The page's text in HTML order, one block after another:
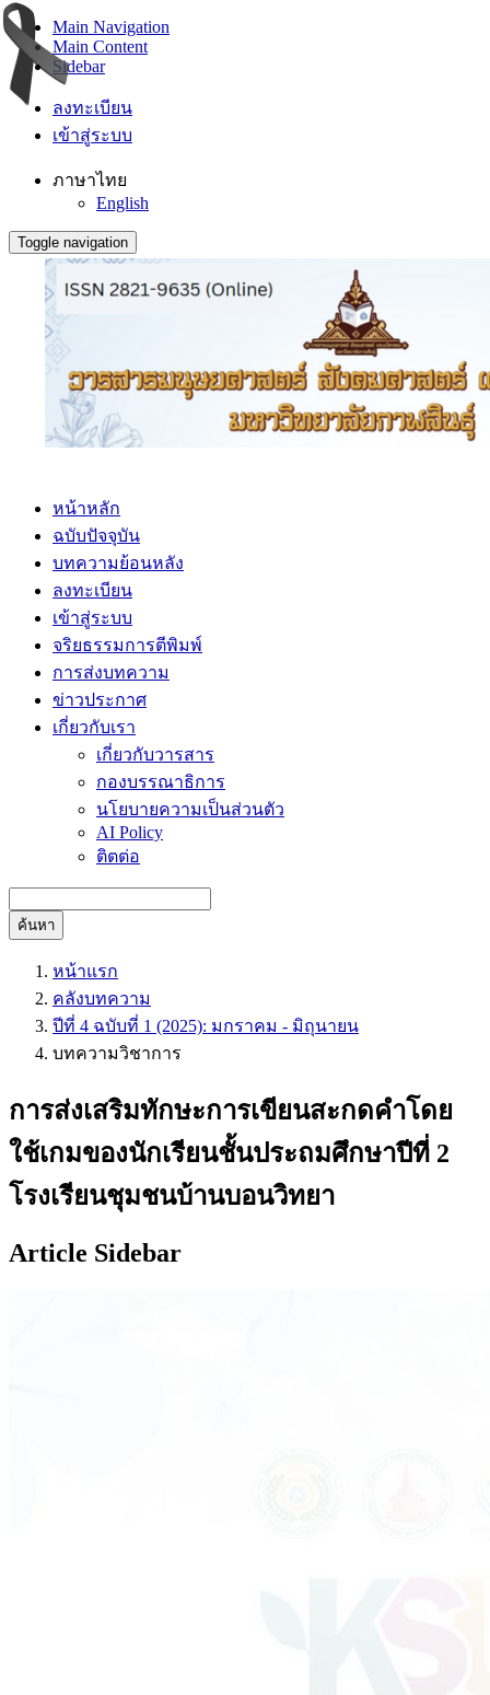
Main Navigation
Main Content
Sidebar
ลงทะเบียน
เข้าสู่ระบบ
ภาษาไทย
English
Toggle navigation
หน้าหลัก
ฉบับปัจจุบัน
บทความย้อนหลัง
ลงทะเบียน
เข้าสู่ระบบ
จริยธรรมการตีพิมพ์
การส่งบทความ
ข่าวประกาศ
เกี่ยวกับเรา
เกี่ยวกับวารสาร
กองบรรณาธิการ
นโยบายความเป็นส่วนตัว
AI Policy
ติตต่อ
ค้นหา
หน้าแรก
คลังบทความ
ปีที่ 4 ฉบับที่ 1 (2025): มกราคม - มิถุนายน
บทความวิชาการ
การส่งเสริมทักษะการเขียนสะกดคำโดย
ใช้เกมของนักเรียนชั้นประถมศึกษาปีที่ 2
โรงเรียนชุมชนบ้านบอนวิทยา
Article Sidebar